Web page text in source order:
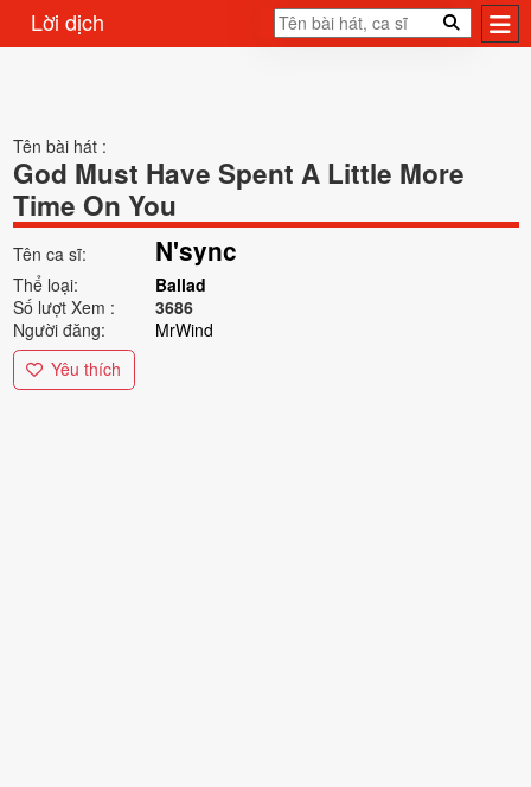
Lời dịch
Tên bài hát :
God Must Have Spent A Little More
Time On You
Tên ca sĩ: N'sync
Thể loại:
Ballad
Số lượt Xem :
3686
Người đăng:
MrWind
Yêu thích